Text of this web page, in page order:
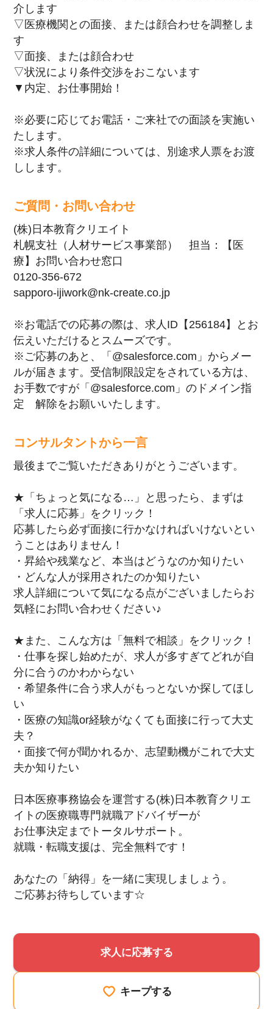
介します
▽医療機関との面接、または顔合わせを調整しま
す
▽面接、または顔合わせ
▽状況により条件交渉をおこないます
▼内定、お仕事開始！
※必要に応じてお電話・ご来社での面談を実施い
たします。
※求人条件の詳細については、別途求人票をお渡
しします。
ご質問・お問い合わせ
(株)日本教育クリエイト
札幌支社（人材サービス事業部） 担当：【医
療】お問い合わせ窓口
0120-356-672
sapporo-ijiwork@nk-create.co.jp
※お電話での応募の際は、求人ID【256184】とお
伝えいただけるとスムーズです。
※ご応募のあと、「@salesforce.com」からメー
ルが届きます。受信制限設定をされている方は、
お手数ですが「@salesforce.com」のドメイン指
定 解除をお願いいたします。
コンサルタントから一言
最後までご覧いただきありがとうございます。
★「ちょっと気になる…」と思ったら、まずは
「求人に応募」をクリック！
応募したら必ず面接に行かなければいけないとい
うことはありません！
・昇給や残業など、本当はどうなのか知りたい
・どんな人が採用されたのか知りたい
求人詳細について気になる点がございましたらお
気軽にお問い合わせください♪
★また、こんな方は「無料で相談」をクリック！
・仕事を探し始めたが、求人が多すぎてどれが自
分に合うのかわからない
・希望条件に合う求人がもっとないか探してほし
い
・医療の知識or経験がなくても面接に行って大丈
夫？
・面接で何が聞かれるか、志望動機がこれで大丈
夫か知りたい
日本医療事務協会を運営する(株)日本教育クリエ
イトの医療職専門就職アドバイザーが
お仕事決定までトータルサポート。
就職・転職支援は、完全無料です！
あなたの「納得」を一緒に実現しましょう。
ご応募お待ちしています☆
求人に応募する
キープする